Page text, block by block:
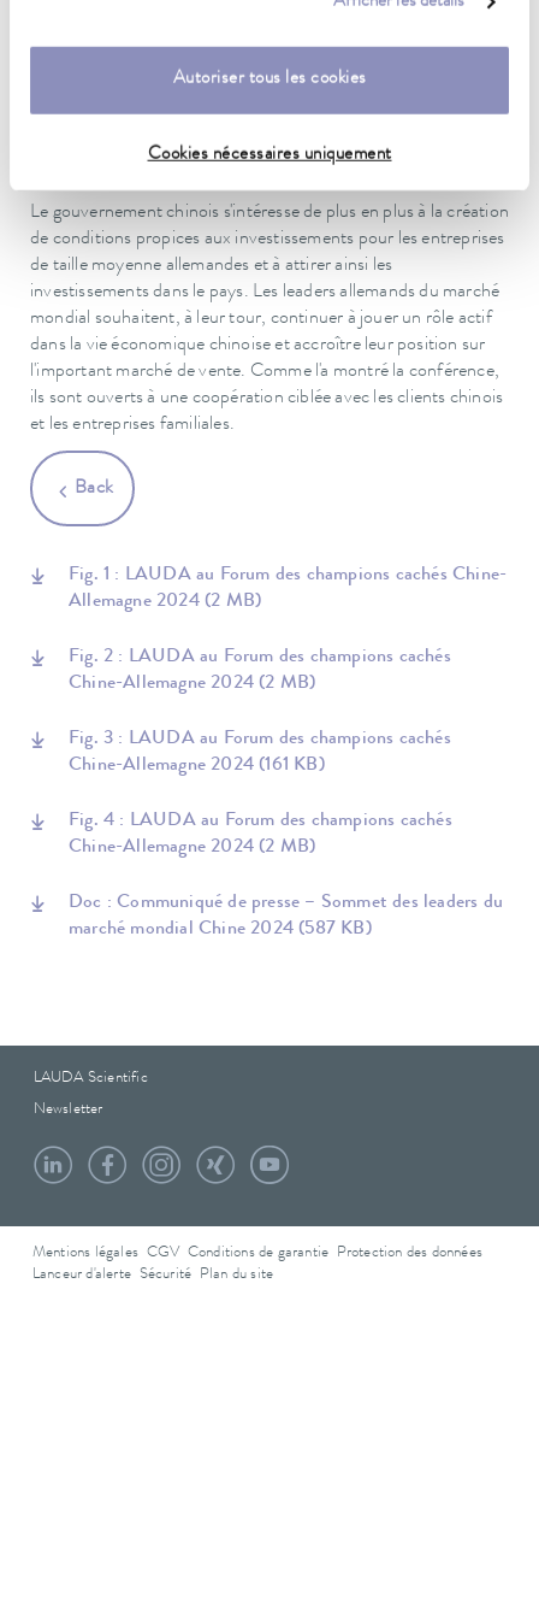
Autoriser tous les cookies
Cookies nécessaires uniquement
les entreprises allemandes, a été évoquée à plusieurs reprises.
Dr. Gunther Wobser a demandé de l'aide pour obtenir la
certification CCC requise et a évoqué les difficultés
a ensuite commenté en détail les différents points et a
Le gouvernement chinois s'intéresse de plus en plus à la création
de conditions propices aux investissements pour les entreprises
de taille moyenne allemandes et à attirer ainsi les
investissements dans le pays. Les leaders allemands du marché
mondial souhaitent, à leur tour, continuer à jouer un rôle actif
dans la vie économique chinoise et accroître leur position sur
l'important marché de vente. Comme l'a montré la conférence,
ils sont ouverts à une coopération ciblée avec les clients chinois
et les entreprises familiales.
Back
Fig. 1 : LAUDA au Forum des champions cachés Chine-
Allemagne 2024 (2 MB)
Fig. 2 : LAUDA au Forum des champions cachés
Chine-Allemagne 2024 (2 MB)
Fig. 3 : LAUDA au Forum des champions cachés
Chine-Allemagne 2024 (161 KB)
Fig. 4 : LAUDA au Forum des champions cachés
Chine-Allemagne 2024 (2 MB)
Doc : Communiqué de presse – Sommet des leaders du
marché mondial Chine 2024 (587 KB)
LAUDA Scientific
Newsletter
Mentions légales CGV Conditions de garantie
Protection des données
Lanceur d'alerte Sécurité Plan du site